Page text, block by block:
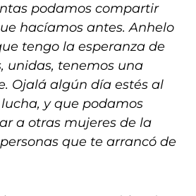
podamos compartir
hacíamos antes. Anhelo
tengo la esperanza de
unidas, tenemos una
Ojalá algún día estés al
y que podamos
a otras mujeres de la
que te arrancó de